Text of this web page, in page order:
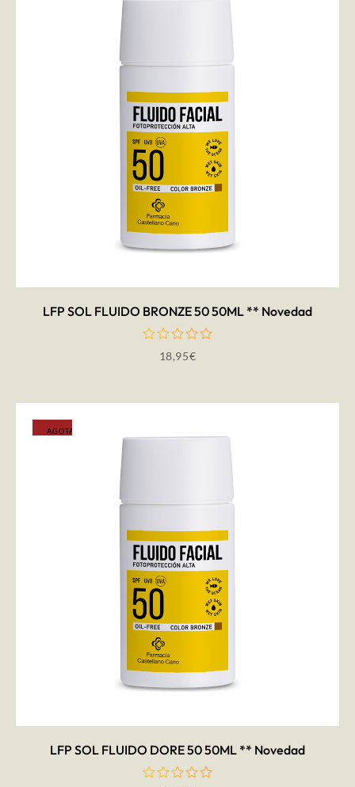
AÑADIR AL CARRITO
LFP SOL FLUIDO BRONZE 50 50ML ** Novedad
18,95€
AGOTADO
LEER MÁS
LFP SOL FLUIDO DORE 50 50ML ** Novedad